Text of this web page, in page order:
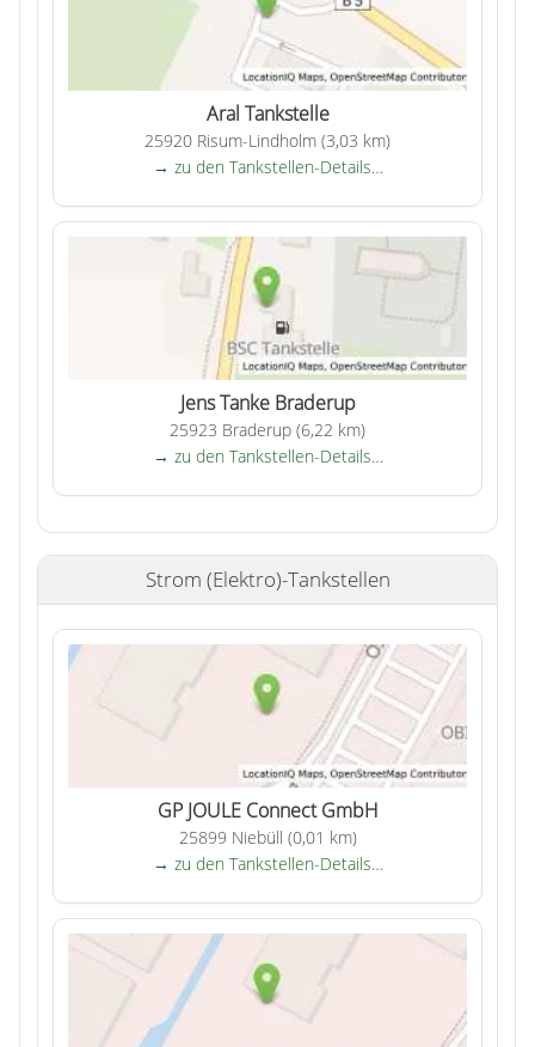
Aral Tankstelle
25920 Risum-Lindholm (3,03 km)
→ zu den Tankstellen-Details…
Jens Tanke Braderup
25923 Braderup (6,22 km)
→ zu den Tankstellen-Details…
Strom (Elektro)-Tankstellen
GP JOULE Connect GmbH
25899 Niebüll (0,01 km)
→ zu den Tankstellen-Details…